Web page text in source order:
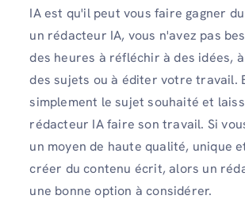
IA est qu'il peut vous faire gagner
un rédacteur IA, vous n'avez pas
des heures à réfléchir à des idées,
des sujets ou à éditer votre travail.
simplement le sujet souhaité et
rédacteur IA faire son travail. Si
un moyen de haute qualité, unique
créer du contenu écrit, alors un
une bonne option à considérer.